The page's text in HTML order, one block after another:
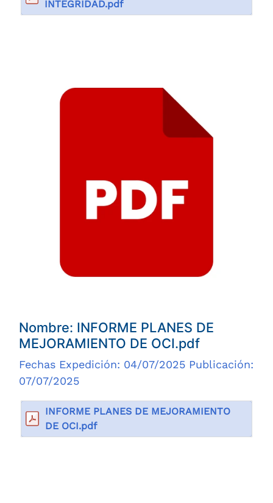
INTEGRIDAD.pdf
Nombre: INFORME PLANES DE
MEJORAMIENTO DE OCI.pdf
Fechas Expedición: 04/07/2025 Publicación:
07/07/2025
INFORME PLANES DE MEJORAMIENTO
DE OCI.pdf